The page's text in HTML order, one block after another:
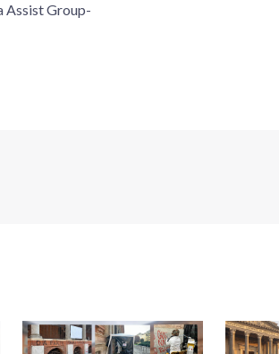
Group-